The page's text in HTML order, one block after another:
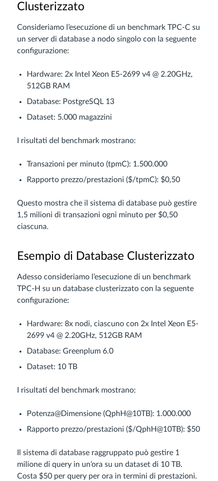
Clusterizzato
Consideriamo l’esecuzione di un benchmark TPC-C su
un server di database a nodo singolo con la seguente
configurazione:
Hardware: 2x Intel Xeon E5-2699 v4 @ 2.20GHz,
512GB RAM
Database: PostgreSQL 13
Dataset: 5.000 magazzini
I risultati del benchmark mostrano:
Transazioni per minuto (tpmC): 1.500.000
Rapporto prezzo/prestazioni ($/tpmC): $0,50
Questo mostra che il sistema di database può gestire
1,5 milioni di transazioni ogni minuto per $0,50
ciascuna.
Esempio di Database Clusterizzato
Adesso consideriamo l’esecuzione di un benchmark
TPC-H su un database clusterizzato con la seguente
configurazione:
Hardware: 8x nodi, ciascuno con 2x Intel Xeon E5-
2699 v4 @ 2.20GHz, 512GB RAM
Database: Greenplum 6.0
Dataset: 10 TB
I risultati del benchmark mostrano:
Potenza@Dimensione (QphH@10TB): 1.000.000
Rapporto prezzo/prestazioni ($/QphH@10TB): $50
Il sistema di database raggruppato può gestire 1
milione di query in un’ora su un dataset di 10 TB.
Costa $50 per query per ora in termini di prestazioni.